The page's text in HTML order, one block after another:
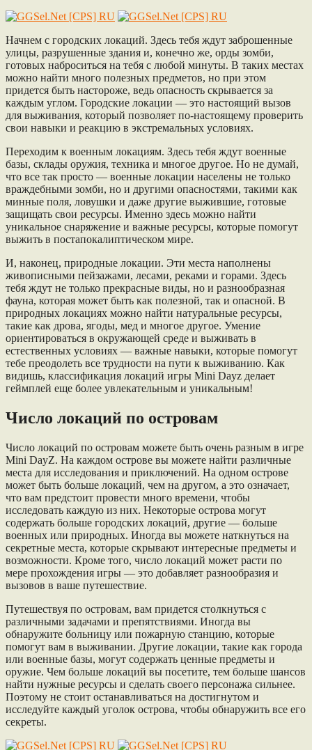
Начнем с городских локаций. Здесь тебя ждут заброшенные
улицы, разрушенные здания и, конечно же, орды зомби,
готовых наброситься на тебя с любой минуты. В таких местах
можно найти много полезных предметов, но при этом
придется быть настороже, ведь опасность скрывается за
каждым углом. Городские локации — это настоящий вызов
для выживания, который позволяет по-настоящему проверить
свои навыки и реакцию в экстремальных условиях.
Переходим к военным локациям. Здесь тебя ждут военные
базы, склады оружия, техника и многое другое. Но не думай,
что все так просто — военные локации населены не только
враждебными зомби, но и другими опасностями, такими как
минные поля, ловушки и даже другие выжившие, готовые
защищать свои ресурсы. Именно здесь можно найти
уникальное снаряжение и важные ресурсы, которые помогут
выжить в постапокалиптическом мире.
И, наконец, природные локации. Эти места наполнены
живописными пейзажами, лесами, реками и горами. Здесь
тебя ждут не только прекрасные виды, но и разнообразная
фауна, которая может быть как полезной, так и опасной. В
природных локациях можно найти натуральные ресурсы,
такие как дрова, ягоды, мед и многое другое. Умение
ориентироваться в окружающей среде и выживать в
естественных условиях — важные навыки, которые помогут
тебе преодолеть все трудности на пути к выживанию. Как
видишь, классификация локаций игры Mini Dayz делает
геймплей еще более увлекательным и уникальным!
Число локаций по островам
Число локаций по островам можете быть очень разным в игре
Mini DayZ. На каждом острове вы можете найти различные
места для исследования и приключений. На одном острове
может быть больше локаций, чем на другом, а это означает,
что вам предстоит провести много времени, чтобы
исследовать каждую из них. Некоторые острова могут
содержать больше городских локаций, другие — больше
военных или природных. Иногда вы можете наткнуться на
секретные места, которые скрывают интересные предметы и
возможности. Кроме того, число локаций может расти по
мере прохождения игры — это добавляет разнообразия и
вызовов в ваше путешествие.
Путешествуя по островам, вам придется столкнуться с
различными задачами и препятствиями. Иногда вы
обнаружите больницу или пожарную станцию, которые
помогут вам в выживании. Другие локации, такие как города
или военные базы, могут содержать ценные предметы и
оружие. Чем больше локаций вы посетите, тем больше шансов
найти нужные ресурсы и сделать своего персонажа сильнее.
Поэтому не стоит останавливаться на достигнутом и
исследуйте каждый уголок острова, чтобы обнаружить все его
секреты.